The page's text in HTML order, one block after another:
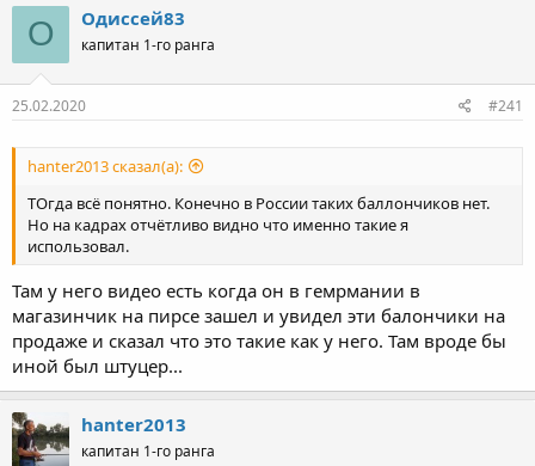
О Одиссей83
капитан 1-го ранга
25.02.2020 #241
hanter2013 сказал(а):
ТОгда всё понятно. Конечно в России таких баллончиков нет.
Но на кадрах отчётливо видно что именно такие я
использовал.
Там у него видео есть когда он в гемрмании в
магазинчик на пирсе зашел и увидел эти балончики на
продаже и сказал что это такие как у него. Там вроде бы
иной был штуцер...
hanter2013
капитан 1-го ранга